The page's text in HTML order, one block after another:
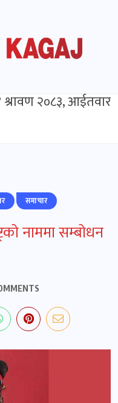
२०८३, आईतवार
समाचार
नाममा सम्बोधन